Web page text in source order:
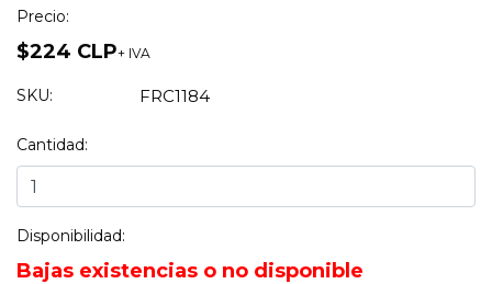
Precio:
$224 CLP+ IVA
SKU: FRC1184
Cantidad:
Disponibilidad:
Bajas existencias o no disponible